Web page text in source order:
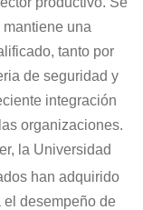
una
tanto por
de seguridad y
integración
organizaciones.
la Universidad
han adquirido
el desempeño de